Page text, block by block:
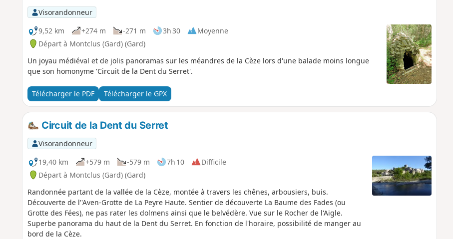
Visorandonneur
9,52 km
+274 m -271 m 3h 30
Moyenne
Départ à Montclus (Gard) (Gard)
Un joyau médiéval et de jolis panoramas sur les méandres de la Cèze lors d'une balade moins longue
que son homonyme 'Circuit de la Dent du Serret'.
Télécharger le PDF Télécharger le GPX
Circuit de la Dent du Serret
Visorandonneur
19,40 km
+579 m -579 m 7h 10
Difficile
Départ à Montclus (Gard) (Gard)
Randonnée partant de la vallée de la Cèze, montée à travers les chênes, arbousiers, buis.
Découverte de l''Aven-Grotte de La Peyre Haute. Sentier de découverte La Baume des Fades (ou
Grotte des Fées), ne pas rater les dolmens ainsi que le belvédère. Vue sur le Rocher de l'Aigle.
Superbe panorama du haut de la Dent du Serret. En fonction de l'horaire, possibilité de manger au
bord de la Cèze.